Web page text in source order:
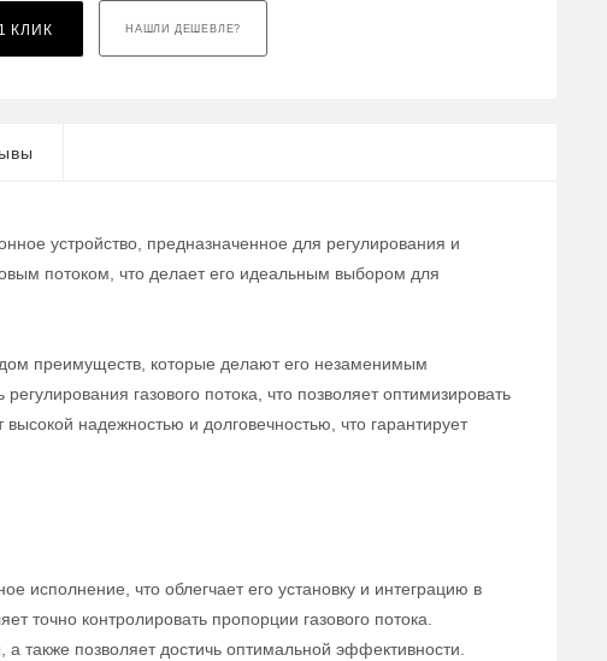
КЛИК НАШЛИ ДЕШЕВЛЕ?
устройство, предназначенное для регулирования и
потоком, что делает его идеальным выбором для
преимуществ, которые делают его незаменимым
газового потока, что позволяет оптимизировать
надежностью и долговечностью, что гарантирует
исполнение, что облегчает его установку и интеграцию в
точно контролировать пропорции газового потока.
также позволяет достичь оптимальной эффективности.